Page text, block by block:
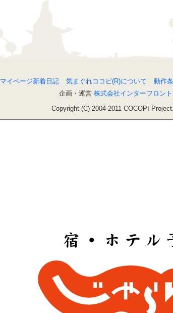
マイページ新着日記 気まぐれココピ(R)について 動作
企画・運営 株式会社インターフロント
Copyright (C) 2004-2011 COCOPI